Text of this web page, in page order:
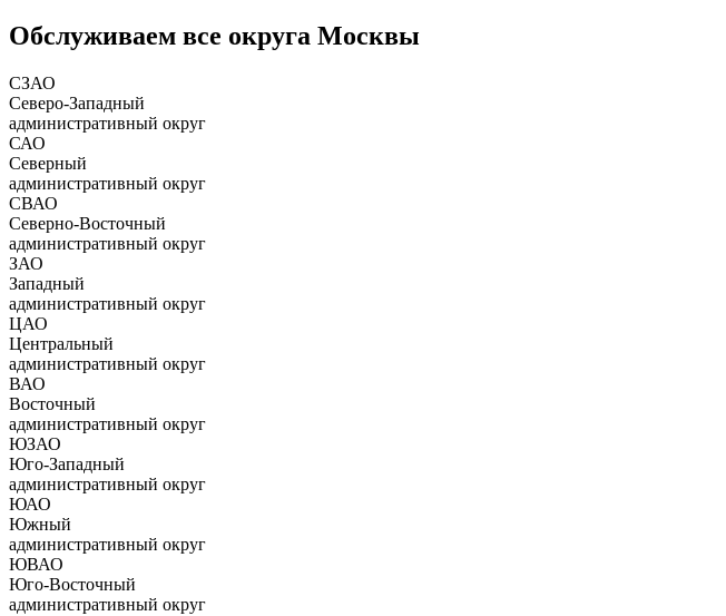
Обслуживаем все округа Москвы
СЗАО
Северо-Западный
административный округ
САО
Северный
административный округ
СВАО
Северно-Восточный
административный округ
ЗАО
Западный
административный округ
ЦАО
Центральный
административный округ
ВАО
Восточный
административный округ
ЮЗАО
Юго-Западный
административный округ
ЮАО
Южный
административный округ
ЮВАО
Юго-Восточный
административный округ